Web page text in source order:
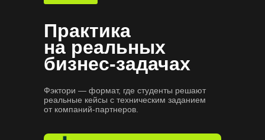
Практика
на реальных
бизнес-задачах
Фэктори — формат, где студенты решают
реальные кейсы с техническим заданием
от компаний-партнеров.